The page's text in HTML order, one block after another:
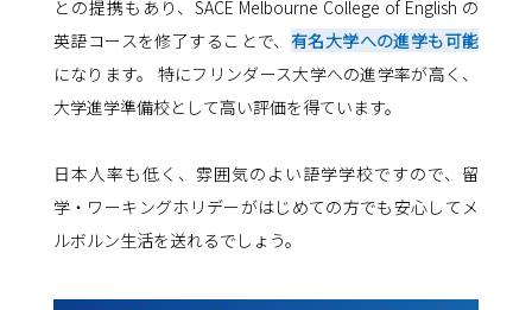
との提携もあり、SACE Melbourne College of English の
英語コースを修了することで、 有名大学への進学も可能
になります。 特にフリンダース大学への進学率が高く、
大学進学準備校として高い評価を得ています。
日本人率も低く、雰囲気のよい語学学校ですので、留
学・ワーキングホリデーがはじめての方でも安心してメ
ルボルン生活を送れるでしょう。